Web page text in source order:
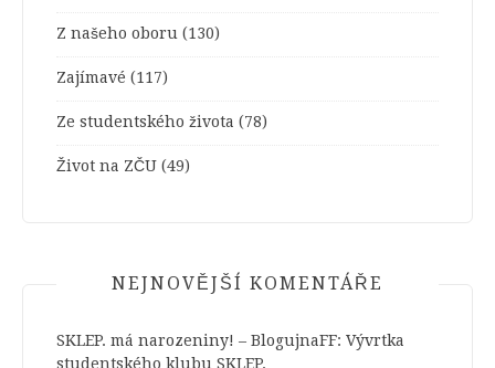
Z našeho oboru (130)
Zajímavé (117)
Ze studentského života (78)
Život na ZČU (49)
NEJNOVĚJŠÍ KOMENTÁŘE
SKLEP. má narozeniny! – BlogujnaFF: Vývrtka
studentského klubu SKLEP.